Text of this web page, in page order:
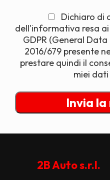
Dichiaro di
dell'informativa resa ai
GDPR (General
2016/679 presente
prestare quindi il
miei
2B Auto s.r.l.